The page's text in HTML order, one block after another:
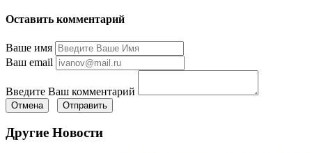
Оставить комментарий
Ваше имя
Ваш email
Введите Ваш комментарий
Отмена Отправить
Другие Новости